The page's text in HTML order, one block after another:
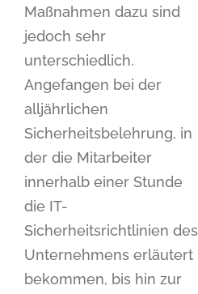
Maßnahmen dazu sind
jedoch sehr
unterschiedlich.
Angefangen bei der
alljährlichen
Sicherheitsbelehrung, in
der die Mitarbeiter
innerhalb einer Stunde
die IT-
Sicherheitsrichtlinien des
Unternehmens erläutert
bekommen, bis hin zur